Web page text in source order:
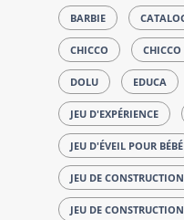
BARBIE
CHICCO
DOLU EDUCA
JEU D'EXPÉRIENCE
JEU D'ÉVEIL POUR BÉBÉ
JEU DE CONSTRUCTION
JEU DE